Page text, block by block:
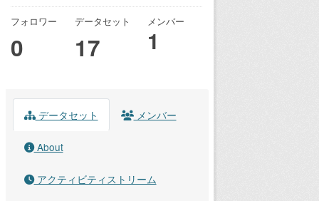
フォロワー
0
データセット
17
メンバー
1
データセット メンバー
About
アクティビティストリーム